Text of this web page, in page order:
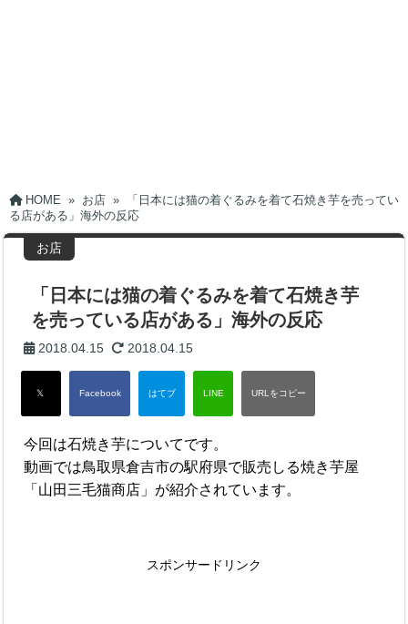
HOME » お店 »
「日本には猫の着ぐるみを着て石焼き芋を売ってい
る店がある」海外の反応
お店
「日本には猫の着ぐるみを着て石焼き芋
を売っている店がある」海外の反応
2018.04.15 2018.04.15
今回は石焼き芋についてです。
動画では鳥取県倉吉市の駅府県で販売しる焼き芋屋
「山田三毛猫商店」が紹介されています。
スポンサードリンク